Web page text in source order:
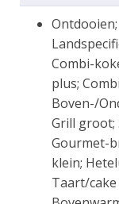
Combi-
plus;
Boven-/
Grill groot;
Gourmet-
klein;
Taart/